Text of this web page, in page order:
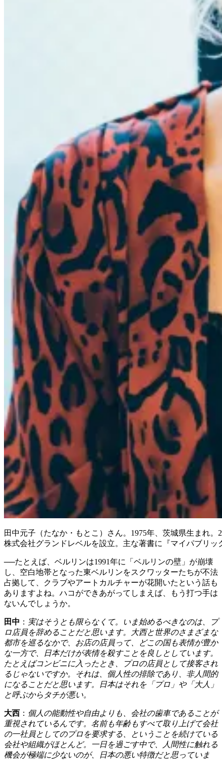
田中元子（たなか・もとこ）さん。1975年、茨城県生まれ
株式会社グランドレベルを設立。主な著書に『マイパブリ
──たとえば、ベルリンは1991年に「ベルリンの壁」が崩壊
し、空白地帯となった東ベルリンをスクワッターたちが不法
占拠して、クラブやアートカルチャーが花開いたという話も
ありますよね。ハコができあがってしまえば、もう打つ手は
ないんでしょうか。
田中 ： 実はそうとも限らなくて。いま始めるべきなのは、プ
ロ店員を辞めることだと思います。大西と世界のさまざまな
都市を巡るなかで、お店の店員って、どこの国も表情が豊か
な一方で、日本だけが表情を殺すことを良しとしています。
たとえばコンビニに入ったとき、プロの店員として接客され
るじゃないですか。それは、個人性の排除であり、非人間的
になることだと思います。日本はそれを「プロ」や「大人」
と呼ぶからタチが悪い。
大西 ： 個人の能動性や自由よりも、会社の歯車であることが
重視されているんです。名前も年齢もすべて取り上げて会社
の一社員としてのプロを要求する、ということを続けている
会社や組織がほとんど。一日を過ごす中で、人間性に触れる
機会が極端に少ないのが、日本の悪い特徴だと思っていま